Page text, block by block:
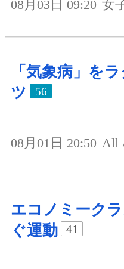
08月03日 09:20 女
「気象病」を
ツ
56
08月01日 20:50 All
エコノミーク
ぐ運動
41